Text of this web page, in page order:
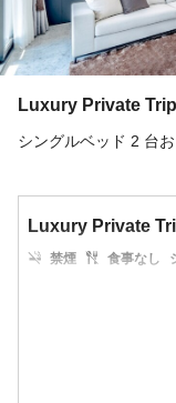
Luxury Private
シングルベッド 2 台
Luxury Private
禁煙 食事なし